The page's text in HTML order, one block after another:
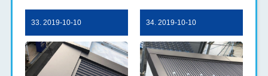
33. 2019-10-10 34. 2019-10-10